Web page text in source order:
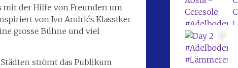
mit der Hilfe von Freunden um.
von Ivo Andrićs Klassiker
grosse Bühne und viel
strömt das Publikum